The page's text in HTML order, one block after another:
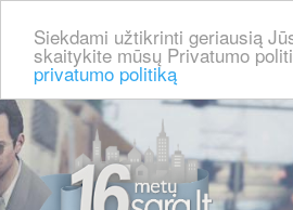
Siekdami užtikrinti geriausią
skaitykite mūsų Privatumo
privatumo politiką